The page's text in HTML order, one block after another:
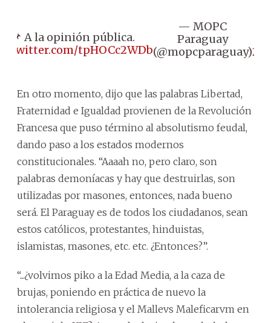
📌 A la opinión pública.
tpHOCc2WDb
— MOPC
Paraguay
(@mopcparaguay)
En otro momento, dijo que las palabras Libertad,
Fraternidad e Igualdad provienen de la Revolución
Francesa que puso término al absolutismo feudal,
dando paso a los estados modernos
constitucionales. “Aaaah no, pero claro, son
palabras demoníacas y hay que destruirlas, son
utilizadas por masones, entonces, nada bueno
será. El Paraguay es de todos los ciudadanos, sean
estos católicos, protestantes, hinduistas,
islamistas, masones, etc. etc. ¿Entonces?”.
“...¿volvimos piko a la Edad Media, a la caza de
brujas, poniendo en práctica de nuevo la
intolerancia religiosa y el Mallevs Maleficarvm en